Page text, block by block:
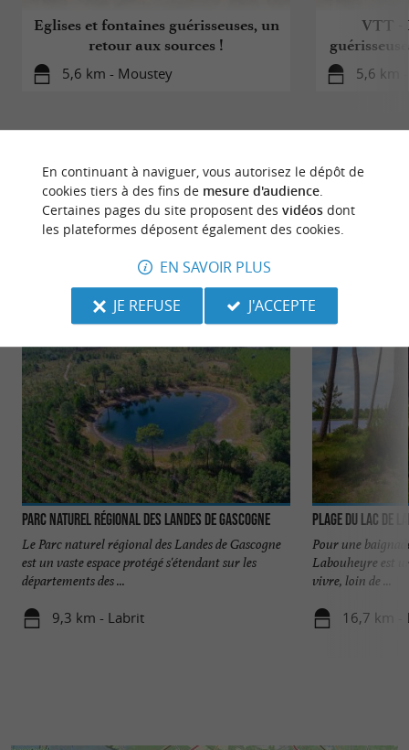
Eglises et fontaines guérisseuses, un
retour aux sources !
5,6 km - Moustey
VTT -
5,6 km
À DÉCOUVRIRAUX ALENTOURS
S'informer
Parc naturel régional des Landes de Gascogne
Le Parc naturel régional des Landes de Gascogne
est un vaste espace protégé s'étendant sur les
départements des ...
9,3 km - Labrit
Plage du Lac de
Pour une
Labouheyre est
vivre, loin de ...
16,7 km -
En continuant à naviguer, vous autorisez le dépôt de
cookies tiers à des fins de mesure d'audience.
Certaines pages du site proposent des vidéosdont
les plateformes déposent également des cookies.
EN SAVOIR PLUS
JE REFUSE
J'ACCEPTE